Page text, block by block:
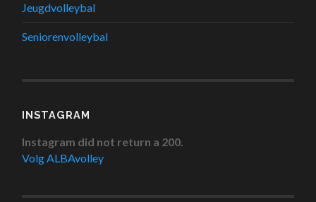
Jeugdvolleybal
Seniorenvolleybal
INSTAGRAM
Instagram did not return a 200.
Volg ALBAvolley